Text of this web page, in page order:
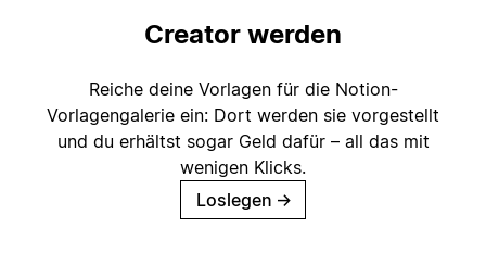
Creator werden
Reiche deine Vorlagen für die Notion-
Vorlagengalerie ein: Dort werden sie vorgestellt
und du erhältst sogar Geld dafür – all das mit
wenigen Klicks.
Loslegen →